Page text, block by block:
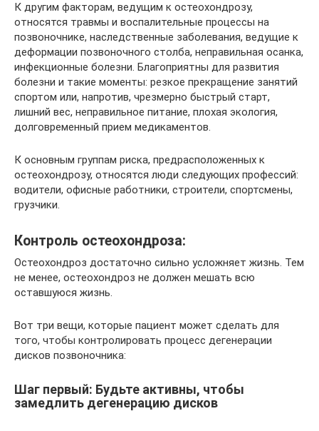
К другим факторам, ведущим к остеохондрозу,
относятся травмы и воспалительные процессы на
позвоночнике, наследственные заболевания, ведущие к
деформации позвоночного столба, неправильная осанка,
инфекционные болезни. Благоприятны для развития
болезни и такие моменты: резкое прекращение занятий
спортом или, напротив, чрезмерно быстрый старт,
лишний вес, неправильное питание, плохая экология,
долговременный прием медикаментов.
К основным группам риска, предрасположенных к
остеохондрозу, относятся люди следующих профессий:
водители, офисные работники, строители, спортсмены,
грузчики.
Контроль остеохондроза:
Остеохондроз достаточно сильно усложняет жизнь. Тем
не менее, остеохондроз не должен мешать всю
оставшуюся жизнь.
Вот три вещи, которые пациент может сделать для
того, чтобы контролировать процесс дегенерации
дисков позвоночника:
Шаг первый: Будьте активны, чтобы
замедлить дегенерацию дисков